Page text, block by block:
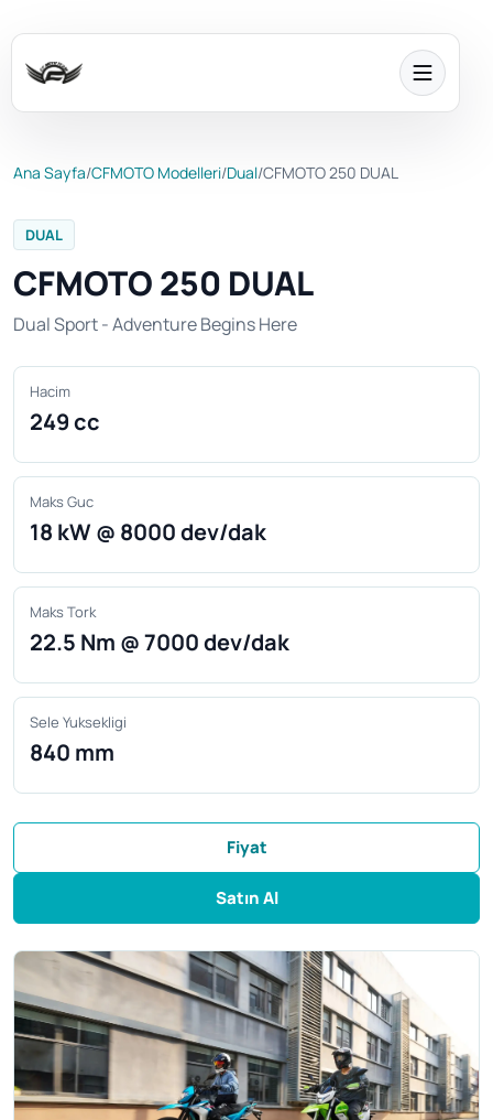
Ana Sayfa/CFMOTO Modelleri/Dual/CFMOTO 250 DUAL
DUAL
CFMOTO 250 DUAL
Dual Sport - Adventure Begins Here
Hacim
249 cc
Maks Guc
18 kW @ 8000 dev/dak
Maks Tork
22.5 Nm @ 7000 dev/dak
Sele Yuksekligi
840 mm
Fiyat
Satın Al